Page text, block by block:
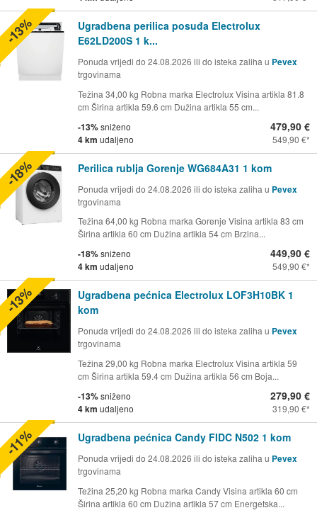
Ugradbena perilica posuđa Electrolux
E62LD200S 1 k...
Ponuda vrijedi do 24.08.2026 ili do isteka zaliha u Pevex
trgovinama
Težina 34,00 kg Robna marka Electrolux Visina artikla 81.8
cm Širina artikla 59.6 cm Dužina artikla 55 cm...
-13%sniženo
4 km udaljeno
479,90 €
549,90 €
-13%
Perilica rublja Gorenje WG684A31 1 kom
Ponuda vrijedi do 24.08.2026 ili do isteka zaliha u Pevex
trgovinama
Težina 64,00 kg Robna marka Gorenje Visina artikla 83 cm
Širina artikla 60 cm Dužina artikla 54 cm Brzina...
-18%sniženo
4 km udaljeno
449,90 €
549,90 €
-18%
Ugradbena pećnica Electrolux LOF3H10BK 1
kom
Ponuda vrijedi do 24.08.2026 ili do isteka zaliha u Pevex
trgovinama
Težina 29,00 kg Robna marka Electrolux Visina artikla 59
cm Širina artikla 59.4 cm Dužina artikla 56 cm Boja...
-13%sniženo
4 km udaljeno
279,90 €
319,90 €
-13%
Ugradbena pećnica Candy FIDC N502 1 kom
Ponuda vrijedi do 24.08.2026 ili do isteka zaliha u Pevex
trgovinama
Težina 25,20 kg Robna marka Candy Visina artikla 60 cm
Širina artikla 60 cm Dužina artikla 57 cm Energetska...
-11%